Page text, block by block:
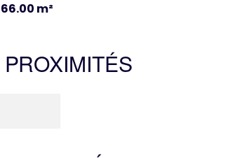
m²
PROXIMITÉS